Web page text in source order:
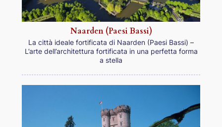
Naarden (Paesi Bassi)
La città ideale fortificata di Naarden (Paesi Bassi) –
L’arte dell’architettura fortificata in una perfetta forma
a stella